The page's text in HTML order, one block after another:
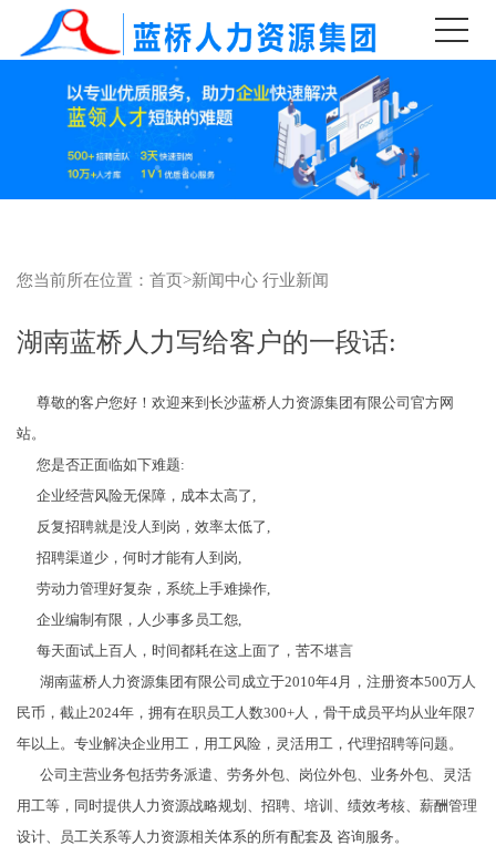
您当前所在位置： 首页>新闻中心 行业新闻
湖南蓝桥人力写给客户的一段话:
尊敬的客户您好！欢迎来到长沙蓝桥人力资源集团有限公司官方网
站。
您是否正面临如下难题:
企业经营风险无保障，成本太高了,
反复招聘就是没人到岗，效率太低了,
招聘渠道少，何时才能有人到岗,
劳动力管理好复杂，系统上手难操作,
企业编制有限，人少事多员工怨,
每天面试上百人，时间都耗在这上面了，苦不堪言
湖南蓝桥人力资源集团有限公司成立于2010年4月，注册资本500万人
民币，截止2024年，拥有在职员工人数300+人，骨干成员平均从业年限7
年以上。专业解决企业用工，用工风险，灵活用工，代理招聘等问题。
公司主营业务包括劳务派遣、劳务外包、岗位外包、业务外包、灵活
用工等，同时提供人力资源战略规划、招聘、培训、绩效考核、薪酬管理
设计、员工关系等人力资源相关体系的所有配套及 咨询服务。